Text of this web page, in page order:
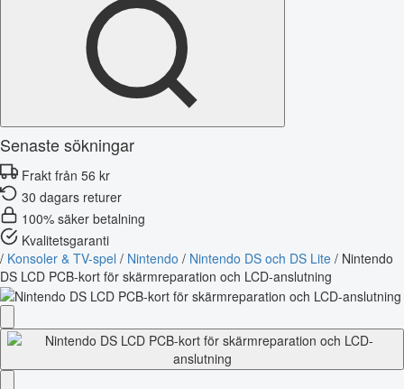
Senaste sökningar
Frakt från 56 kr
30 dagars returer
100% säker betalning
Kvalitetsgaranti
/ Konsoler & TV-spel / Nintendo / Nintendo DS och DS Lite / Nintendo
DS LCD PCB-kort för skärmreparation och LCD-anslutning